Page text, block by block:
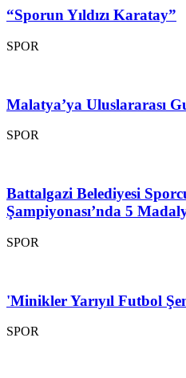
“Sporun Yıldızı Karatay”
SPOR
Malatya’ya Uluslararası
SPOR
Battalgazi Belediyesi
Şampiyonası’nda 5
SPOR
'Minikler Yarıyıl Futbol
SPOR